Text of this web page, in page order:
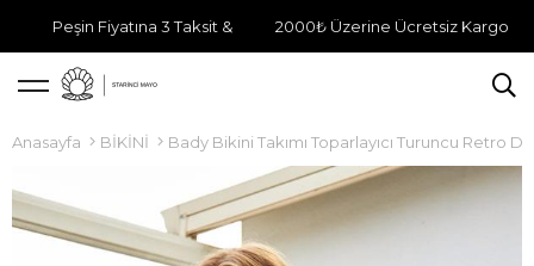
Peşin Fiyatına 3 Taksit & 2000₺ Üzerine Ücretsiz Kargo
Anasayfa BİKİNİ Bady Bikini Takımı Toparlayıcı Turuncu Retro